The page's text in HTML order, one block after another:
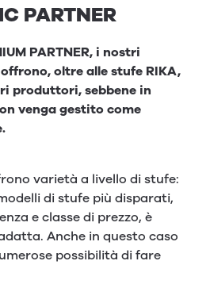
PARTNER
PARTNER, i nostri
offrono, oltre alle stufe RIKA,
produttori, sebbene in
venga gestito come
varietà a livello di stufe:
di stufe più disparati,
e classe di prezzo, è
Anche in questo caso
possibilità di fare